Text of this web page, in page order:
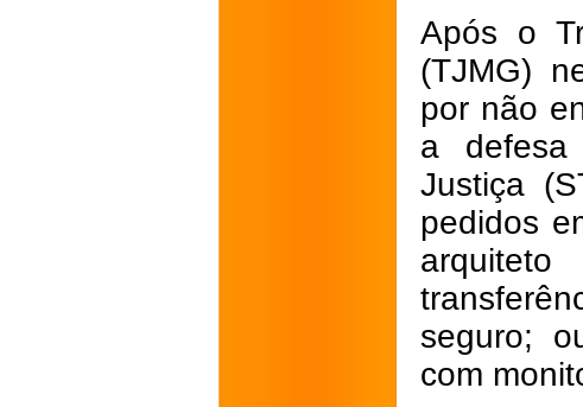
Após o
(TJMG)
por não
a defesa
Justiça
pedidos
seguro;
com